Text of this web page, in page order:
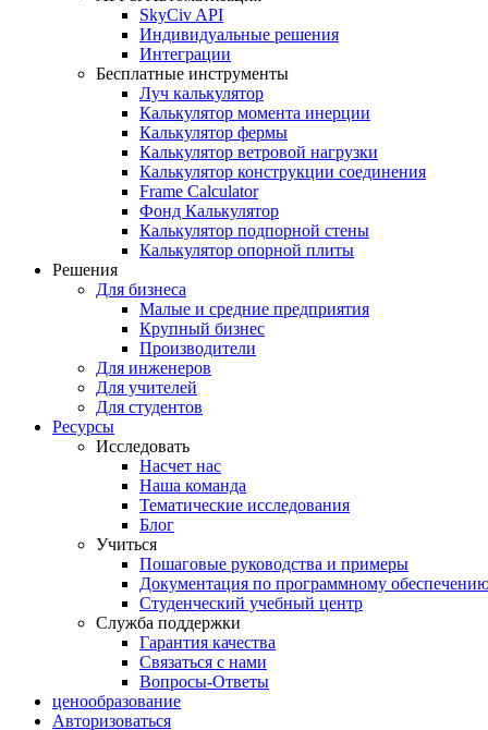
SkyCiv API
Индивидуальные решения
Интеграции
Бесплатные инструменты
Луч калькулятор
Калькулятор момента инерции
Калькулятор фермы
Калькулятор ветровой нагрузки
Калькулятор конструкции соединения
Frame Calculator
Фонд Калькулятор
Калькулятор подпорной стены
Калькулятор опорной плиты
Решения
Для бизнеса
Малые и средние предприятия
Крупный бизнес
Производители
Для инженеров
Для учителей
Для студентов
Ресурсы
Исследовать
Насчет нас
Наша команда
Тематические исследования
Блог
Учиться
Пошаговые руководства и примеры
Документация по программному
Студенческий учебный центр
Служба поддержки
Гарантия качества
Связаться с нами
Вопросы-Ответы
ценообразование
Авторизоваться